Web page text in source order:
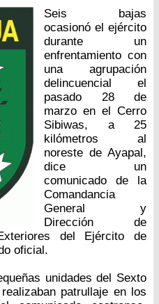
Seis bajas
ocasionó el ejército
durante un
enfrentamiento con
una agrupación
delincuencial el
pasado 28 de
marzo en el Cerro
Sibiwas, a 25
kilómetros al
noreste de Ayapal,
dice un
comunicado de la
Comandancia
General y
Dirección de
del Ejército de
oficial.
unidades del Sexto
patrullaje en los